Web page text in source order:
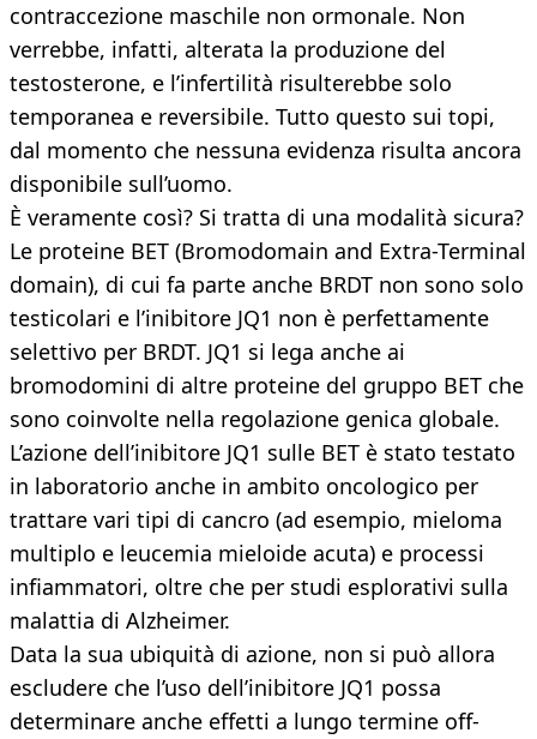
contraccezione maschile non ormonale. Non
verrebbe, infatti, alterata la produzione del
testosterone, e l’infertilità risulterebbe solo
temporanea e reversibile. Tutto questo sui topi,
dal momento che nessuna evidenza risulta ancora
disponibile sull’uomo.
È veramente così? Si tratta di una modalità sicura?
Le proteine BET (Bromodomain and Extra-Terminal
domain), di cui fa parte anche BRDT non sono solo
testicolari e l’inibitore JQ1 non è perfettamente
selettivo per BRDT. JQ1 si lega anche ai
bromodomini di altre proteine del gruppo BET che
sono coinvolte nella regolazione genica globale.
L’azione dell’inibitore JQ1 sulle BET è stato testato
in laboratorio anche in ambito oncologico per
trattare vari tipi di cancro (ad esempio, mieloma
multiplo e leucemia mieloide acuta) e processi
infiammatori, oltre che per studi esplorativi sulla
malattia di Alzheimer.
Data la sua ubiquità di azione, non si può allora
escludere che l’uso dell’inibitore JQ1 possa
determinare anche effetti a lungo termine off-